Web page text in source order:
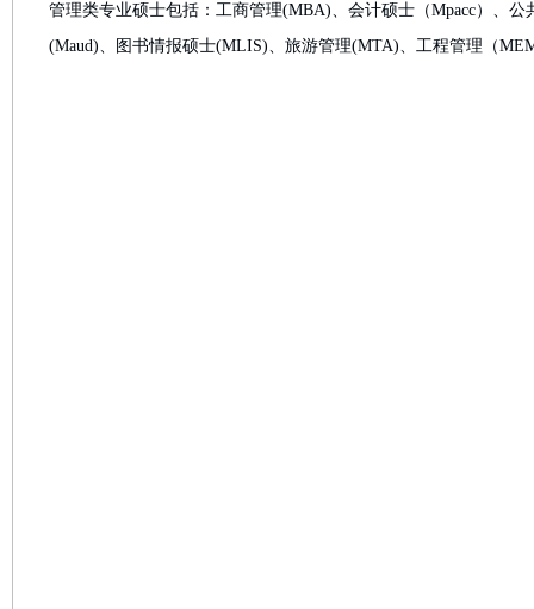
管理类专业硕士包括：工商管理(MBA)、会计硕士（Mpacc）、公
(Maud)、图书情报硕士(MLIS)、旅游管理(MTA)、工程管理（